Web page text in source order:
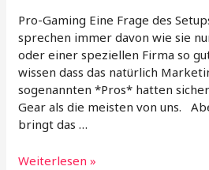
Pro-Gaming Eine Frage des
sprechen immer davon wie sie
oder einer speziellen Firma so
wissen dass das natürlich
sogenannten *Pros* hatten
Gear als die meisten von uns.
bringt das …
Pro-
Weiterlesen »